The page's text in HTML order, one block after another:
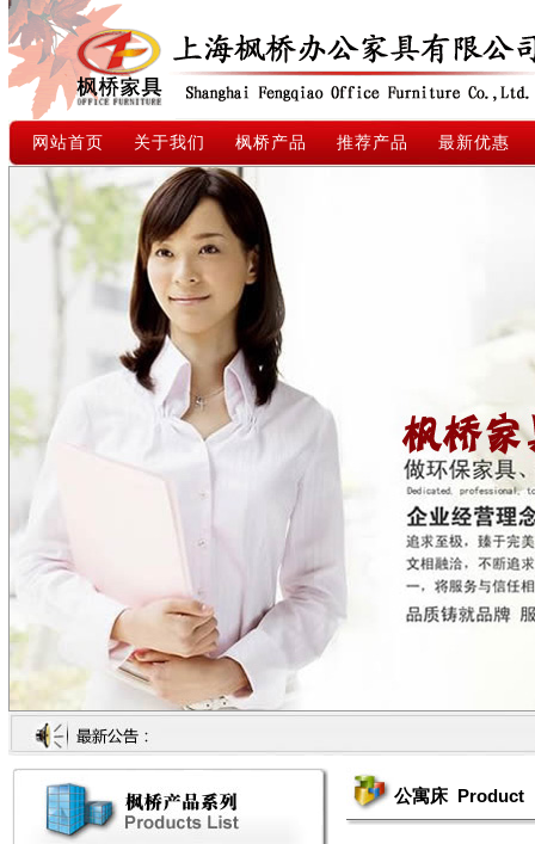
网站首页 关于我们 枫桥产品 推荐产品 最新优惠
公寓床 Product